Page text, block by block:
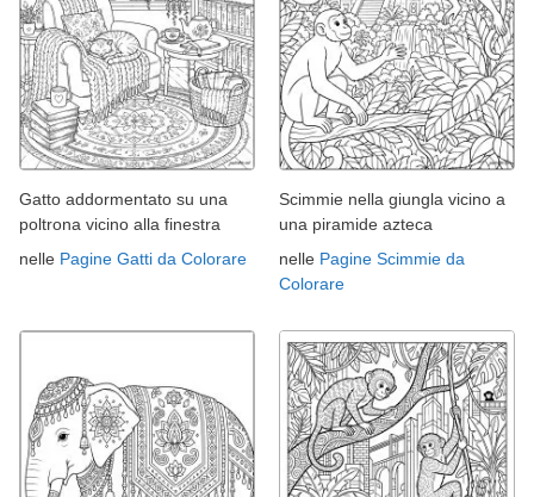
Gatto addormentato su una
poltrona vicino alla finestra
nelle Pagine Gatti da Colorare
Scimmie nella giungla vicino a
una piramide azteca
nelle Pagine Scimmie da
Colorare